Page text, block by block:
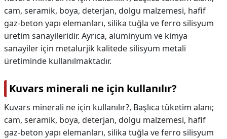
cam, seramik, boya, deterjan, dolgu malzemesi, hafif
gaz-beton yapı elemanları, silika tuğla ve ferro silisyum
üretim sanayileridir. Ayrıca, alüminyum ve kimya
sanayiler için metalurjik kalitede silisyum metali
üretiminde kullanılmaktadır.
Kuvars minerali ne için kullanılır?
Kuvars minerali ne için kullanılır?, Başlıca tüketim alanı;
cam, seramik, boya, deterjan, dolgu malzemesi, hafif
gaz-beton yapı elemanları, silika tuğla ve ferro silisyum